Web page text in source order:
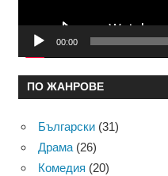
00:00
ПО ЖАНРОВЕ
Български (31)
Драма(26)
Комедия (20)